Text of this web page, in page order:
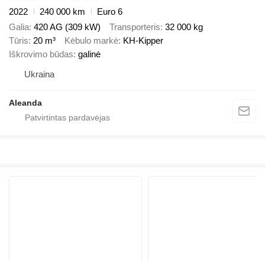
2022
240 000 km
Euro 6
Galia 420 AG (309 kW) Transporteris 32 000 kg
Tūris 20 m³ Kėbulo markė KH-Kipper
Iškrovimo būdas galinė
Ukraina
Aleanda